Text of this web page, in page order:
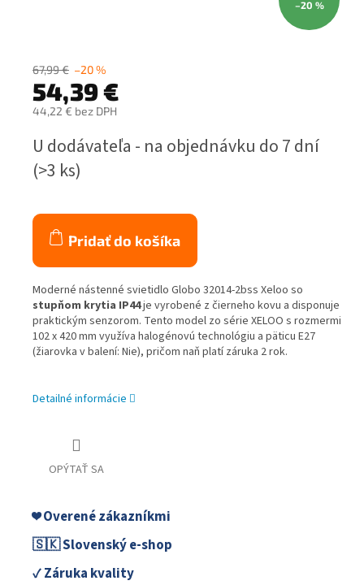
–20 %
67,99 € –20 %
54,39 €
44,22 € bez DPH
cena:
U dodávateľa - na objednávku do 7 dní
(>3 ks)
Pridať do košíka
Moderné nástenné svietidlo Globo 32014-2bss Xeloo so
stupňom krytia IP44je vyrobené z čierneho kovu a disponuje
praktickým senzorom. Tento model zo série XELOO s rozmermi
102 x 420 mm využíva halogénovú technológiu a päticu E27
(žiarovka v balení: Nie), pričom naň platí záruka 2 rok.
Detailné informácie
OPÝTAŤ SA
❤️ Overené zákazníkmi
🇸🇰 Slovenský e-shop
✓ Záruka kvality